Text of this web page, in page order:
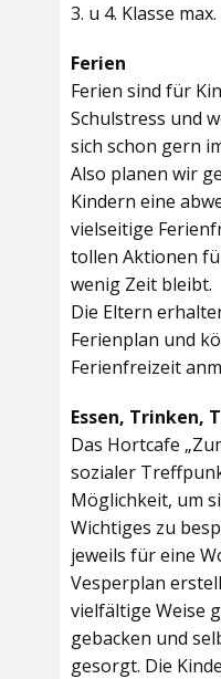
3. u 4. Klasse
Ferien
Ferien sind für
Schulstress und
sich schon gern
Also planen wir
Kindern eine
vielseitige
tollen Aktionen
wenig Zeit bleibt.
Die Eltern
Ferienplan und
Ferienfreizeit
Essen, Trinken,
Das Hortcafe
sozialer
Möglichkeit, um
Wichtiges zu
jeweils für eine
Vesperplan
vielfältige Weise
gebacken und
gesorgt. Die